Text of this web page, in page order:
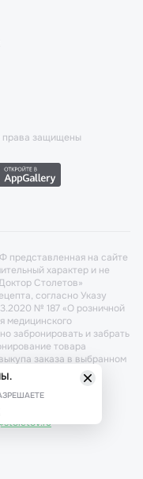
права защищены
представленная на сайте
характер и не
Столетов»
согласно Указу
№ 187 «О розничной
медицинского
забронировать и забрать
товара
заказа в выбранном
2020г. Разрешение
претензии